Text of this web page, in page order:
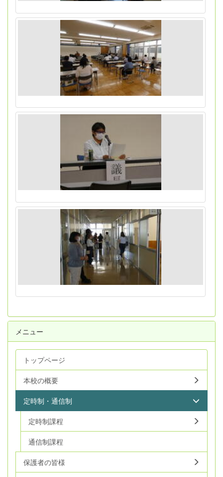
メニュー
トップページ
本校の概要
定時制・通信制
定時制課程
通信制課程
保護者の皆様